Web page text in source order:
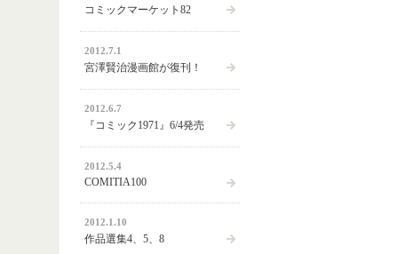
コミックマーケット82
2012.7.1
宮澤賢治漫画館が復刊！
2012.6.7
『コミック1971』6/4発売
2012.5.4
COMITIA100
2012.1.10
作品選集4、5、8